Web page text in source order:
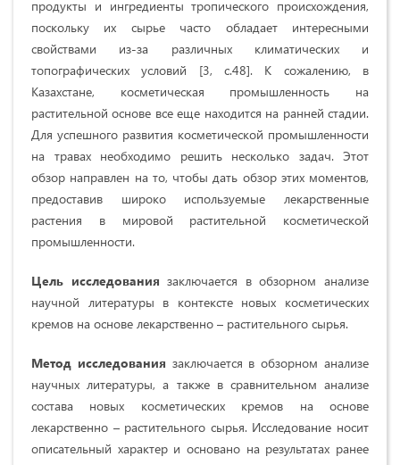
продукты и ингредиенты тропического происхождения,
поскольку их сырье часто обладает интересными
свойствами из-за различных климатических и
топографических условий [3, с.48]. К сожалению, в
Казахстане, косметическая промышленность на
растительной основе все еще находится на ранней стадии.
Для успешного развития косметической промышленности
на травах необходимо решить несколько задач. Этот
обзор направлен на то, чтобы дать обзор этих моментов,
предоставив широко используемые лекарственные
растения в мировой растительной косметической
промышленности.
Цель исследования заключается в обзорном анализе
научной литературы в контексте новых косметических
кремов на основе лекарственно – растительного сырья.
Метод исследования заключается в обзорном анализе
научных литературы, а также в сравнительном анализе
состава новых косметических кремов на основе
лекарственно – растительного сырья. Исследование носит
описательный характер и основано на результатах ранее